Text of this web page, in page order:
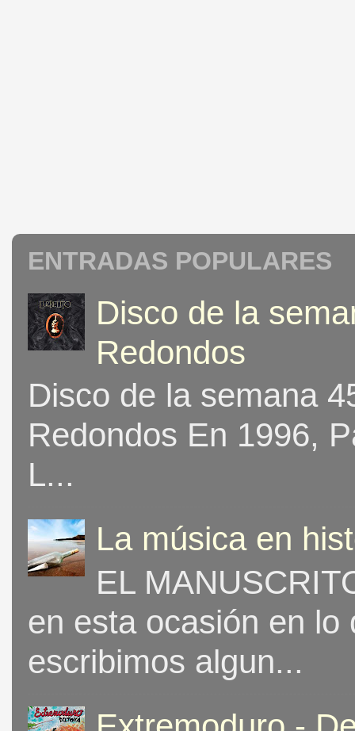
ENTRADAS POPULARES
Disco de la
Redondos
Disco de la semana
Redondos En 1996,
L...
La música en
EL
en esta ocasión en
escribimos algun...